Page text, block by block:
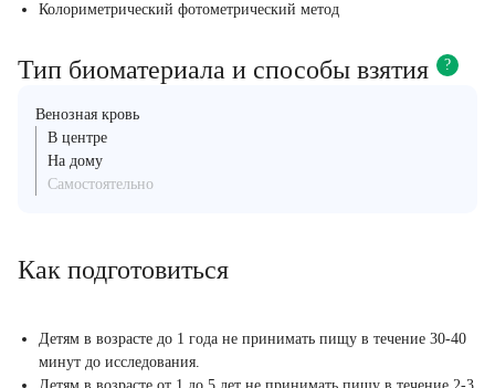
Колориметрический фотометрический метод
Тип биоматериала и способы взятия ?
Венозная кровь
В центре
На дому
Самостоятельно
Как подготовиться
Детям в возрасте до 1 года не принимать пищу в течение 30-40
минут до исследования.